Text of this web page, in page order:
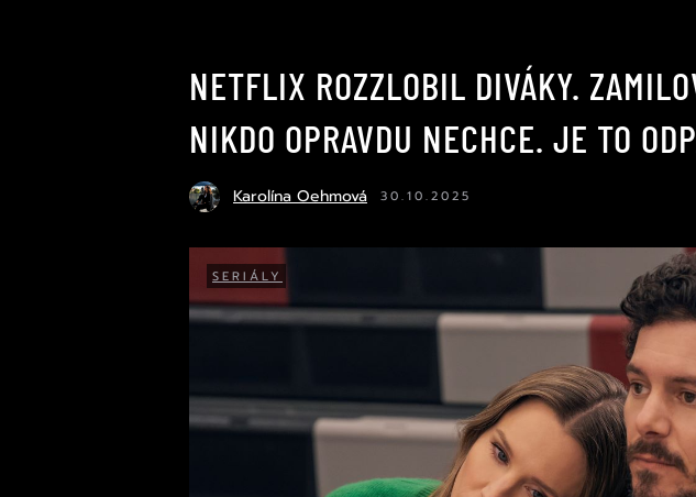
NETFLIX ROZZLOBIL DIVÁKY.
NIKDO OPRAVDU NECHCE. JE TO
Karolína Oehmová 30.10.2025
SERIÁLY